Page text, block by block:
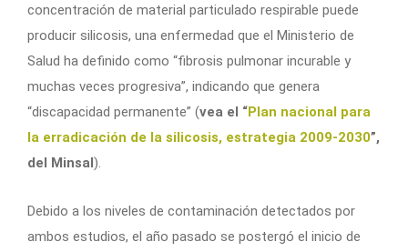
concentración de material particulado respirable puede
producir silicosis, una enfermedad que el Ministerio de
Salud ha definido como “fibrosis pulmonar incurable y
muchas veces progresiva”, indicando que genera
“discapacidad permanente” (vea el “Plan nacional para
la erradicación de la silicosis, estrategia 2009-2030”,
del Minsal).
Debido a los niveles de contaminación detectados por
ambos estudios, el año pasado se postergó el inicio de